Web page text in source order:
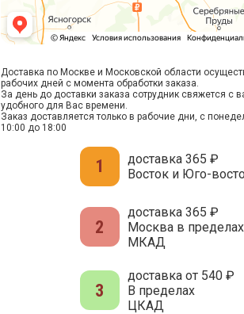
Доставка по Москве и Московской области
рабочих дней с момента обработки заказа.
За день до доставки заказа сотрудник свяжется с
удобного для Вас времени.
Заказ доставляется только в рабочие дни, с
10:00 до 18:00
1
доставка 365 ₽
Восток и Юго-
2
доставка 365 ₽
Москва в пределах
МКАД
3
доставка от 540 ₽
В пределах
ЦКАД